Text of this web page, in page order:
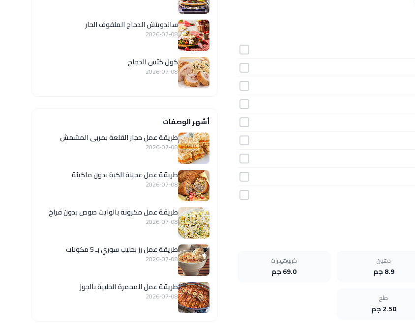
دهون
8.9 جم
كربوهيدرات
69.0 جم
ملح
2.50 جم
ساندويتش الدجاج الملفوف الحار
2026-07-08
كول كتس الدجاج
2026-07-08
أشهر الوصفات
طريقة عمل حجار القلعة بمربى المشمش
2026-07-08
طريقة عمل عجينة الكبة بدون ماكينة
2026-07-08
طريقة عمل مكرونة بالوايت صوص بدون فراخ
2026-07-08
طريقة عمل رز بحليب سوري بـ 5 مكونات
2026-07-08
طريقة عمل المحمرة الحلبية بالجوز
2026-07-08